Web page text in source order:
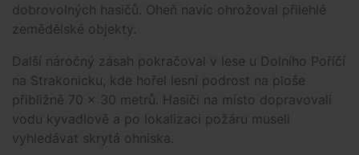
dobrovolných hasičů. Oheň navíc ohrožoval přilehlé
zemědělské objekty.
Další náročný zásah pokračoval v lese u Dolního Poříčí
na Strakonicku, kde hořel lesní podrost na ploše
přibližně 70 x 30 metrů. Hasiči na místo dopravovali
vodu kyvadlově a po lokalizaci požáru museli
vyhledávat skrytá ohniska.